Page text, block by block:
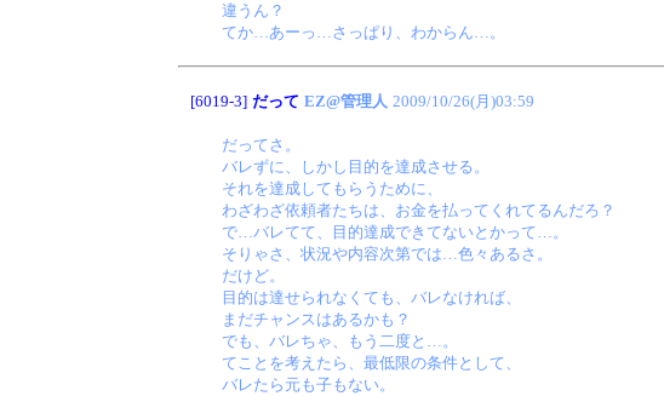
違うん？
てか…あーっ…さっぱり、わからん…。
[6019-3] だって EZ@管理人 2009/10/26(月)03:59
だってさ。
バレずに、しかし目的を達成させる。
それを達成してもらうために、
わざわざ依頼者たちは、お金を払ってくれてるんだろ？
で…バレてて、目的達成できてないとかって…。
そりゃさ、状況や内容次第では…色々あるさ。
だけど。
目的は達せられなくても、バレなければ、
まだチャンスはあるかも？
でも、バレちゃ、もう二度と…。
てことを考えたら、最低限の条件として、
バレたら元も子もない。